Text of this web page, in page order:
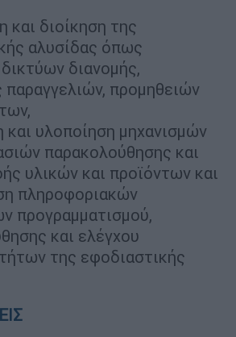
και διοίκηση της
αλυσίδας όπως
διανομής,
παραγγελιών, προμηθειών
και υλοποίηση μηχανισμών
παρακολούθησης και
υλικών και προϊόντων και
πληροφοριακών
προγραμματισμού,
και ελέγχου
της εφοδιαστικής